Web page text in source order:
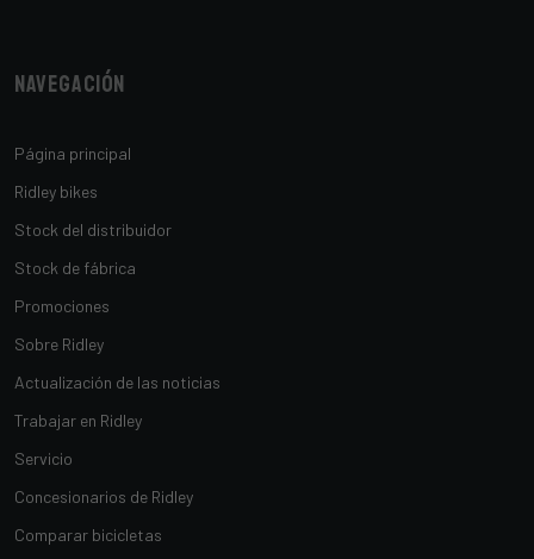
Navegación
Página principal
Ridley bikes
Stock del distribuidor
Stock de fábrica
Promociones
Sobre Ridley
Actualización de las noticias
Trabajar en Ridley
Servicio
Concesionarios de Ridley
Comparar bicicletas